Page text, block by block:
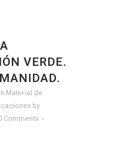
VERDE.
Material de
by
Comments